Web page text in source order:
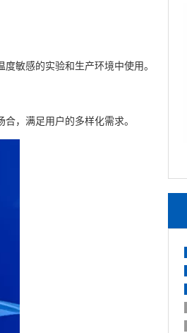
敏感的实验和生产环境中使用。
，满足用户的多样化需求。